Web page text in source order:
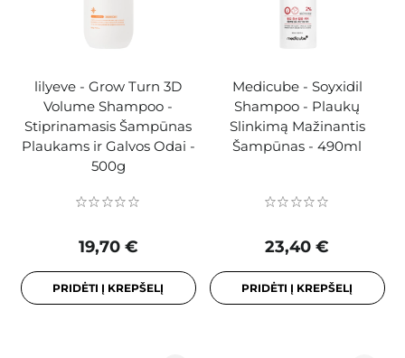
lilyeve - Grow Turn 3D
Volume Shampoo -
Stiprinamasis Šampūnas
Plaukams ir Galvos Odai -
500g
19,70 €
PRIDĖTI Į KREPŠELĮ
Medicube - Soyxidil
Shampoo - Plaukų
Slinkimą Mažinantis
Šampūnas - 490ml
23,40 €
PRIDĖTI Į KREPŠELĮ